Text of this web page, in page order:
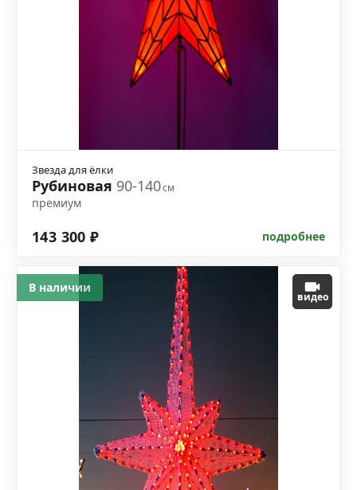
Звезда для ёлки
Рубиновая 90-140см
премиум
143 300 ₽ подробнее
видео
В наличии